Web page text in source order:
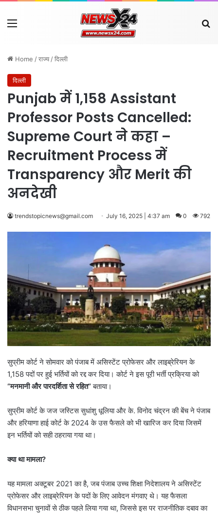
Menu
Home /राज्य /दिल्ली
दिल्ली
Punjab में 1,158 Assistant
Professor Posts Cancelled:
Supreme Court ने कहा –
Recruitment Process में
Transparency और Merit की
अनदेखी
trendstopicnews@gmail.com July 16, 2025 | 4:37 am 0 792
सुप्रीम कोर्ट ने सोमवार को पंजाब में असिस्टेंट प्रोफेसर और लाइब्रेरियन के
1,158 पदों पर हुई भर्तियों को रद्द कर दिया। कोर्ट ने इस पूरी भर्ती प्रक्रिया को
“मनमानी और पारदर्शिता से रहित”बताया।
सुप्रीम कोर्ट के जज जस्टिस सुधांशु धूलिया और के. विनोद चंद्रन की बेंच ने पंजाब
और हरियाणा हाई कोर्ट के 2024 के उस फैसले को भी खारिज कर दिया जिसमें
इन भर्तियों को सही ठहराया गया था।
क्या था मामला?
यह मामला अक्टूबर 2021 का है, जब पंजाब उच्च शिक्षा निदेशालय ने असिस्टेंट
प्रोफेसर और लाइब्रेरियन के पदों के लिए आवेदन मंगवाए थे। यह फैसला
विधानसभा चुनावों से ठीक पहले लिया गया था, जिससे इस पर राजनीतिक दबाव का